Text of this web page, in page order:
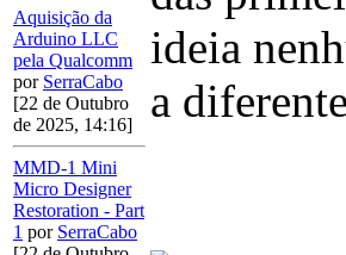
Aquisição da
Arduino LLC
pela Qualcomm
por SerraCabo
[22 de Outubro
de 2025, 14:16]
MMD-1 Mini
Micro Designer
Restoration - Part
1 por SerraCabo
ideia
a